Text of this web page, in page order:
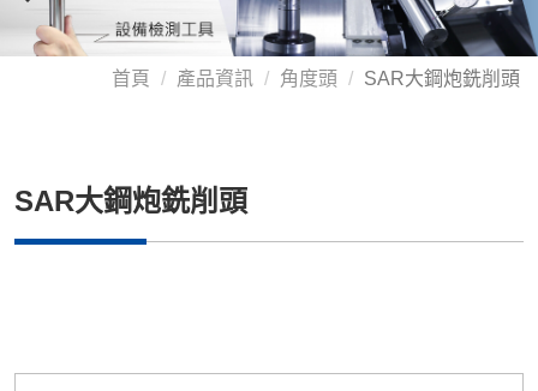
首頁 產品資訊 角度頭 SAR大鋼炮銑削頭
SAR大鋼炮銑削頭